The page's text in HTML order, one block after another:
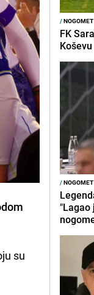
su
/NOGOMET
FK
Koševu
/NOGOMET
"Lagao